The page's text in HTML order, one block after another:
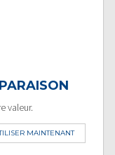
valeur.
MAINTENANT